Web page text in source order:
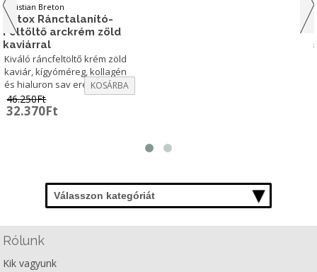
Christian Breton
Liftox Ránctalanító-
Feltöltő arckrém zöld
kaviárral
Kiváló ráncfeltöltő krém zöld
kaviár, kígyóméreg, kollagén
és hialuron sav erejével.
46.250Ft
Original
32.370Ft
KOSÁRBA
Válasszon kategóriát
Rólunk
Kik vagyunk